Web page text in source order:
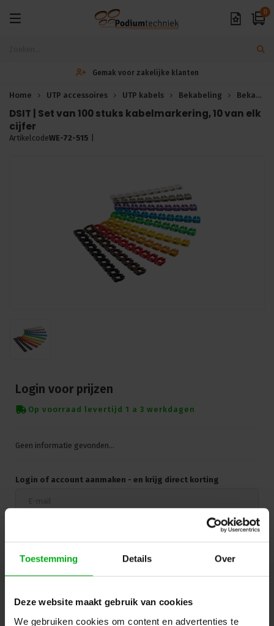
Toestemming Details Over
Deze website maakt gebruik van cookies
We gebruiken cookies om content en advertenties te
0
Gemak voor zakelijke klanten
Home UTP accessoires UTP kabels Bekabeling Bekabeling
DSIT | Set van 100 stuks kabelmarkering, 10 van elk
cijfer
ArtikelcodeWE-72-515
Login voor prijzen
Op voorraad levertijd 1 a 3 werkdagen
Geen informatie gevonden...
Login of account aanmaken - en krijg direct korting
je klaar!